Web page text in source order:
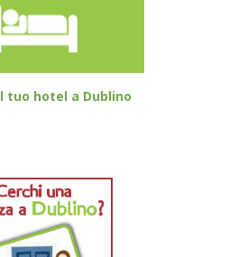
tuo hotel a Dublino